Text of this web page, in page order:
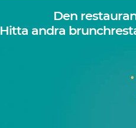
Den
Hitta andra